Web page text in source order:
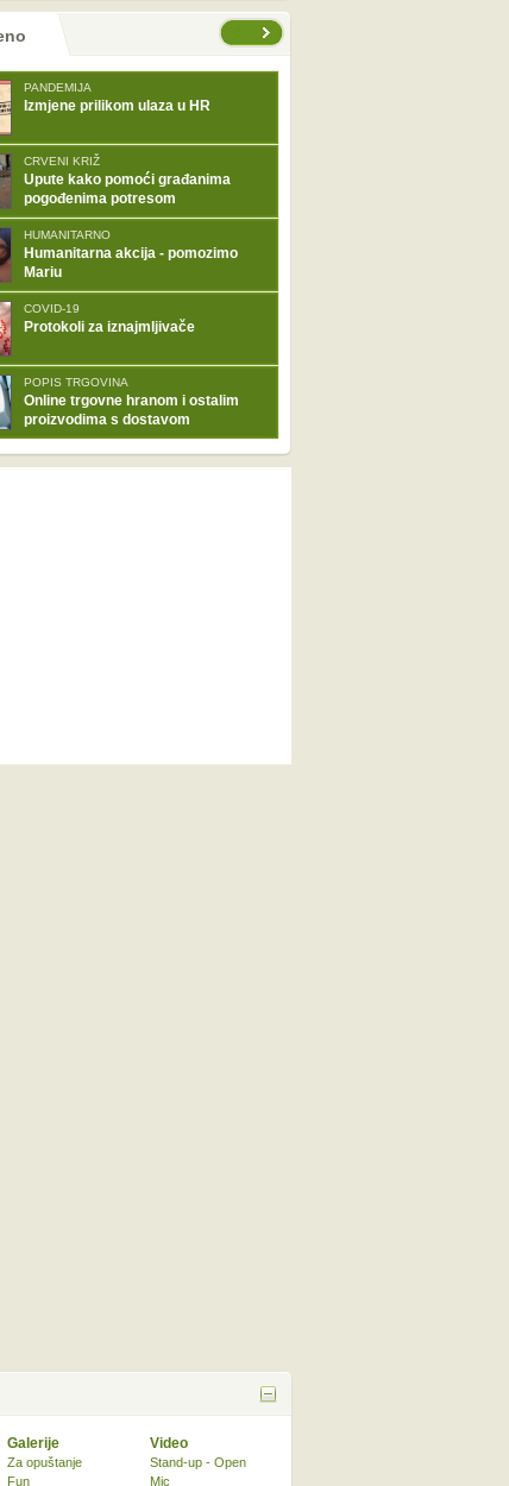
PANDEMIJA
Izmjene prilikom ulaza u HR
CRVENI KRIŽ
Upute kako pomoći građanima
pogođenima potresom
HUMANITARNO
Humanitarna akcija - pomozimo
Mariu
COVID-19
Protokoli za iznajmljivače
POPIS TRGOVINA
Online trgovne hranom i ostalim
proizvodima s dostavom
Galerije
Za opuštanje
Fun
Video
Stand-up - Open
Mic